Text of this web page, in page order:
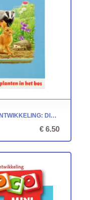
LOCO MINI - ONTWIKKELING: DIEREN EN PLANTEN IN HET BOS
€ 6.50